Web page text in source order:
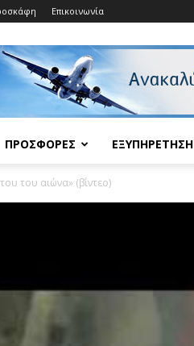
Επικοινωνία
ΠΡΟΣΦΟΡΈΣ ΕΞΥΠΗΡΈΤΗΣΗ
του αιώνα» (βίντεο)